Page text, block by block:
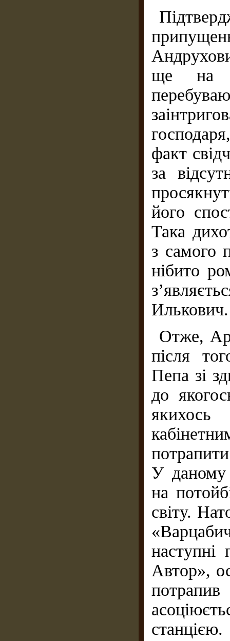
ще на
факт
за
його
Така
з самого
нібито
Илькович.
Отже,
після
Пепа зі
до
У даному
на
світу.
Автор»,
станцією.